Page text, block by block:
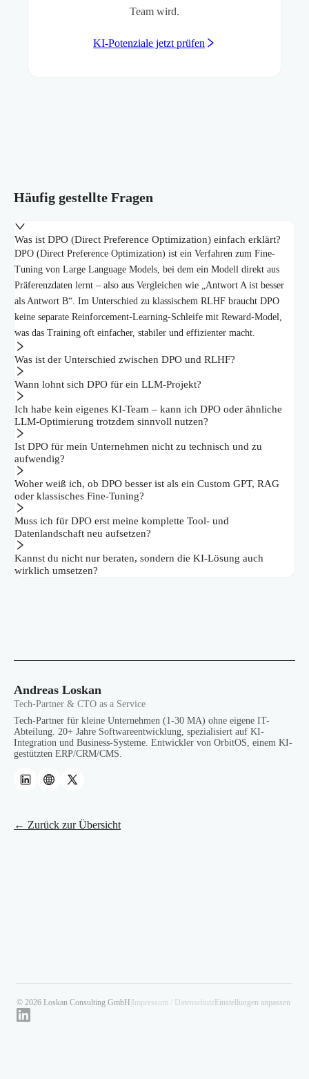
Team wird.
KI-Potenziale jetzt prüfen
Häufig gestellte Fragen
Was ist DPO (Direct Preference Optimization) einfach erklärt?
DPO (Direct Preference Optimization) ist ein Verfahren zum Fine-
Tuning von Large Language Models, bei dem ein Modell direkt aus
Präferenzdaten lernt – also aus Vergleichen wie „Antwort A ist besser
als Antwort B“. Im Unterschied zu klassischem RLHF braucht DPO
keine separate Reinforcement-Learning-Schleife mit Reward-Model,
was das Training oft einfacher, stabiler und effizienter macht.
Was ist der Unterschied zwischen DPO und RLHF?
Wann lohnt sich DPO für ein LLM-Projekt?
Ich habe kein eigenes KI-Team – kann ich DPO oder ähnliche
LLM-Optimierung trotzdem sinnvoll nutzen?
Ist DPO für mein Unternehmen nicht zu technisch und zu
aufwendig?
Woher weiß ich, ob DPO besser ist als ein Custom GPT, RAG
oder klassisches Fine-Tuning?
Muss ich für DPO erst meine komplette Tool- und
Datenlandschaft neu aufsetzen?
Kannst du nicht nur beraten, sondern die KI-Lösung auch
wirklich umsetzen?
Andreas Loskan
Tech-Partner & CTO as a Service
Tech-Partner für kleine Unternehmen (1-30 MA) ohne eigene IT-
Abteilung. 20+ Jahre Softwareentwicklung, spezialisiert auf KI-
Integration und Business-Systeme. Entwickler von OrbitOS, einem KI-
gestützten ERP/CRM/CMS.
← Zurück zur Übersicht
© 2026 Loskan Consulting GmbH Impressum / Datenschutz Einstellungen anpassen